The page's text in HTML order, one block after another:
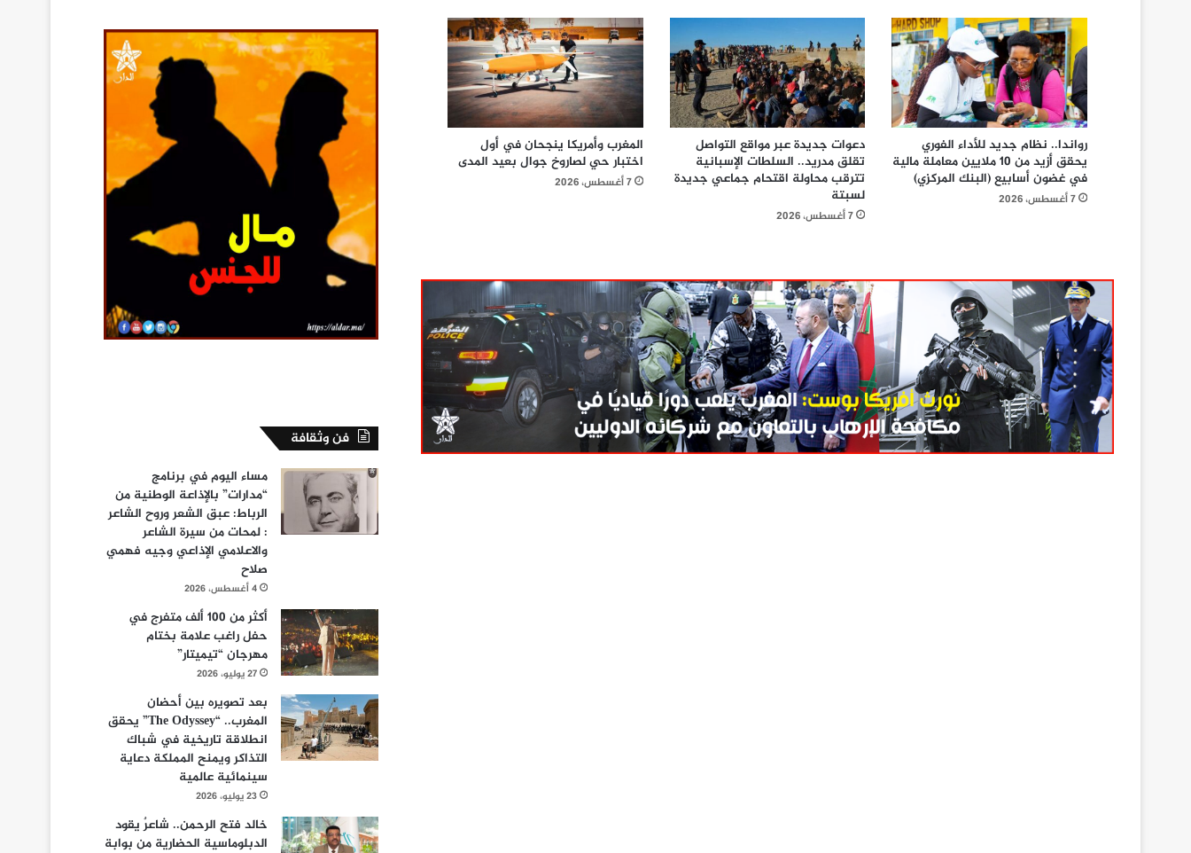
رواندا.. نظام جديد للأداء الفوري
يحقق أزيد من 10 ملايين معاملة مالية
في غضون أسابيع (البنك المركزي)
7 أغسطس، 2026
دعوات جديدة عبر مواقع التواصل
تقلق مدريد.. السلطات الإسبانية
تترقب محاولة اقتحام جماعي جديدة
لسبتة
7 أغسطس، 2026
المغرب وأمريكا ينجحان في أول
اختبار حي لصاروخ جوال بعيد المدى
7 أغسطس، 2026
فن وثقافة
مساء اليوم في برنامج
“مدارات” بالإذاعة الوطنية من
الرباط: عبق الشعر وروح الشاعر
: لمحات من سيرة الشاعر
والاعلامي الإذاعي وجيه فهمي
صلاح
4 أغسطس، 2026
أكثر من 100 ألف متفرج في
حفل راغب علامة بختام
مهرجان “تيميتار”
27 يوليو، 2026
بعد تصويره بين أحضان
المغرب.. “The Odyssey” يحقق
انطلاقة تاريخية في شباك
التذاكر ويمنح المملكة دعاية
سينمائية عالمية
23 يوليو، 2026
خالد فتح الرحمن.. شاعرٌ يقود
الدبلوماسية الحضارية من بوابة